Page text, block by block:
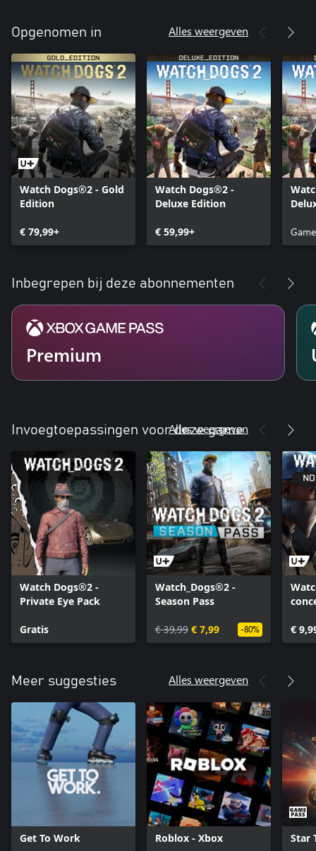
Opgenomen in Alles weergeven
Watch Dogs®2 - Gold
Edition
€ 79,99+
Watch Dogs®2 -
Deluxe Edition
€ 59,99+
Inbegrepen bij deze abonnementen
Premium
Invoegtoepassingen voor deze game
Alles weergeven
Watch Dogs®2 -
Private Eye Pack
Gratis
Watch_Dogs®2 -
Season Pass
€ 39,99 € 7,99 -80% €
Meer suggesties Alles weergeven
Get To Work Roblox - Xbox Star